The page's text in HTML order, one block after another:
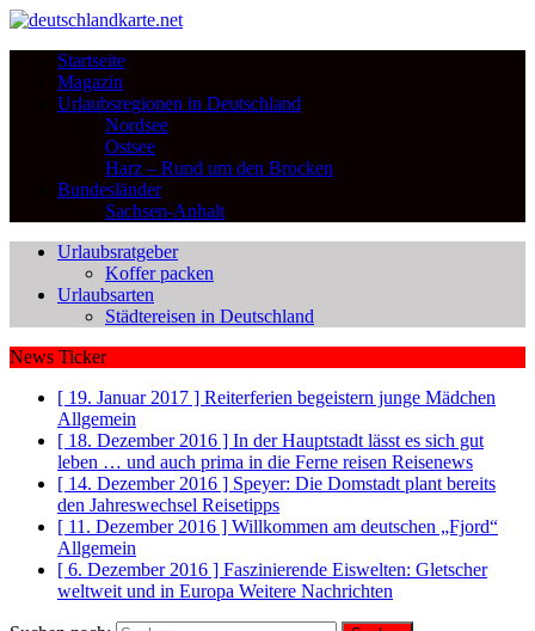
Startseite
Magazin
Urlaubsregionen in Deutschland
Nordsee
Ostsee
Harz – Rund um den Brocken
Bundesländer
Sachsen-Anhalt
Urlaubsratgeber
Koffer packen
Urlaubsarten
Städtereisen in Deutschland
News Ticker
[ 19. Januar 2017 ] Reiterferien begeistern junge Mädchen
Allgemein
[ 18. Dezember 2016 ] In der Hauptstadt lässt es sich gut
leben … und auch prima in die Ferne reisen Reisenews
[ 14. Dezember 2016 ] Speyer: Die Domstadt plant bereits
den Jahreswechsel Reisetipps
[ 11. Dezember 2016 ] Willkommen am deutschen „Fjord“
Allgemein
[ 6. Dezember 2016 ] Faszinierende Eiswelten: Gletscher
weltweit und in Europa Weitere Nachrichten